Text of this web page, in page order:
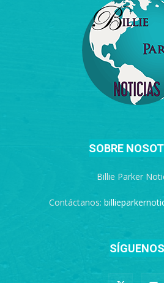
SOBRE
Billie Parker
Contáctanos:
SÍGUENOS